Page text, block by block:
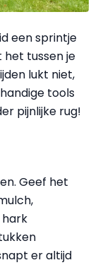
een sprintje
tussen je
lukt niet,
tools
pijnlijke rug!
Geef het
er altijd